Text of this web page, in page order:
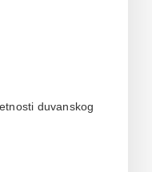
duvanskog